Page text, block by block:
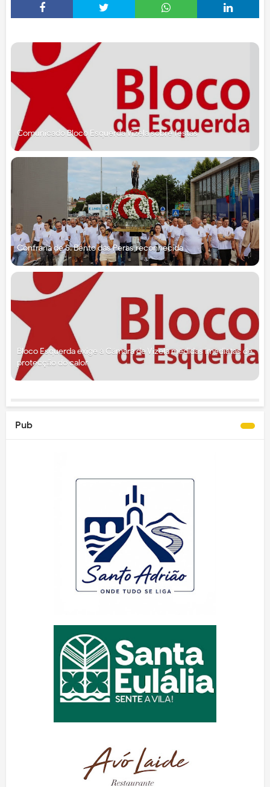
Comunicado Bloco Esquerda Vizela sobre festas
Confraria de S. Bento das Peras reconhecida
Bloco Esquerda exige à Câmara de Vizela medidas imediatas de
protecção do calor
Pub